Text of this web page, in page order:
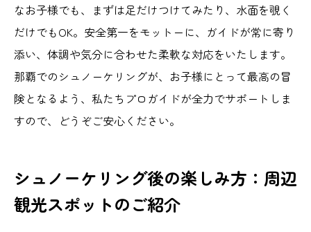
なお子様でも、まずは足だけつけてみたり、水面を覗く
だけでもOK。安全第一をモットーに、ガイドが常に寄り
添い、体調や気分に合わせた柔軟な対応をいたします。
那覇でのシュノーケリングが、お子様にとって最高の冒
険となるよう、私たちプロガイドが全力でサポートしま
すので、どうぞご安心ください。
シュノーケリング後の楽しみ方：周辺
観光スポットのご紹介